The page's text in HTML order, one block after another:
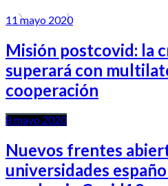
11 mayo 2020
Misión postcovid: la
superará con
cooperación
8 mayo 2020
Nuevos frentes
universidades